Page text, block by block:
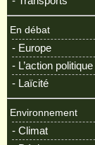
En débat
- Europe
- L’action politique
- Laïcité
Environnement
- Climat